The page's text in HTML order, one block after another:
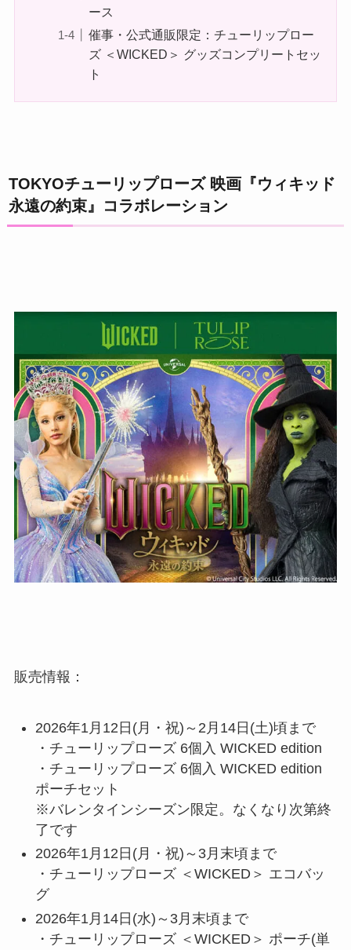
ース
催事・公式通販限定：チューリップロー
ズ ＜WICKED＞ グッズコンプリートセッ
ト
TOKYOチューリップローズ 映画『ウィキッド
永遠の約束』コラボレーション
販売情報：
2026年1月12日(月・祝)～2月14日(土)頃まで
・チューリップローズ 6個入 WICKED edition
・チューリップローズ 6個入 WICKED edition
ポーチセット
※バレンタインシーズン限定。なくなり次第終
了です
2026年1月12日(月・祝)～3月末頃まで
・チューリップローズ ＜WICKED＞ エコバッ
グ
2026年1月14日(水)～3月末頃まで
・チューリップローズ ＜WICKED＞ ポーチ(単